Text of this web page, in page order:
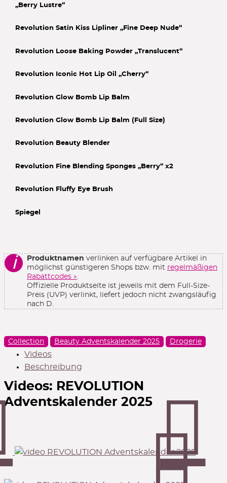
„Berry Lustre“
Revolution Satin Kiss Lipliner „Fine Deep Nude“
Revolution Loose Baking Powder „Translucent“
Revolution Iconic Hot Lip Oil „Cherry“
Revolution Glow Bomb Lip Balm
Revolution Glow Bomb Lip Balm (Full Size)
Revolution Beauty Blender
Revolution Fine Blending Sponges „Berry“ x2
Revolution Fluffy Eye Brush
Spiegel
ℹ Produktnamen verlinken auf verfügbare Artikel in
möglichst günstigeren Shops bzw. mit regelmäßigen
Rabattcodes ».
Offizielle Produktseite ist jeweils mit dem Full-Size-
Preis (UVP) verlinkt, liefert jedoch nicht zwangsläufig
nach D.
Collection Beauty Adventskalender 2025 Drogerie
Videos
Beschreibung
Videos: REVOLUTION
Adventskalender 2025